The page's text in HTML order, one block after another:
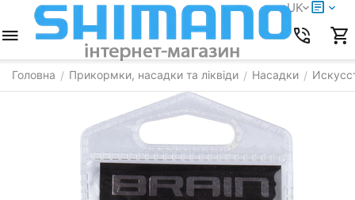
UK
Головна / Прикормки, насадки та ліквіди / Насадки /